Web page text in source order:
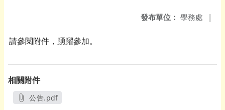
發布單位： 學務處 |
請參閱附件，踴躍參加。
相關附件
公告.pdf